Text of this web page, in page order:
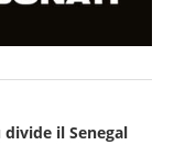
divide il Senegal